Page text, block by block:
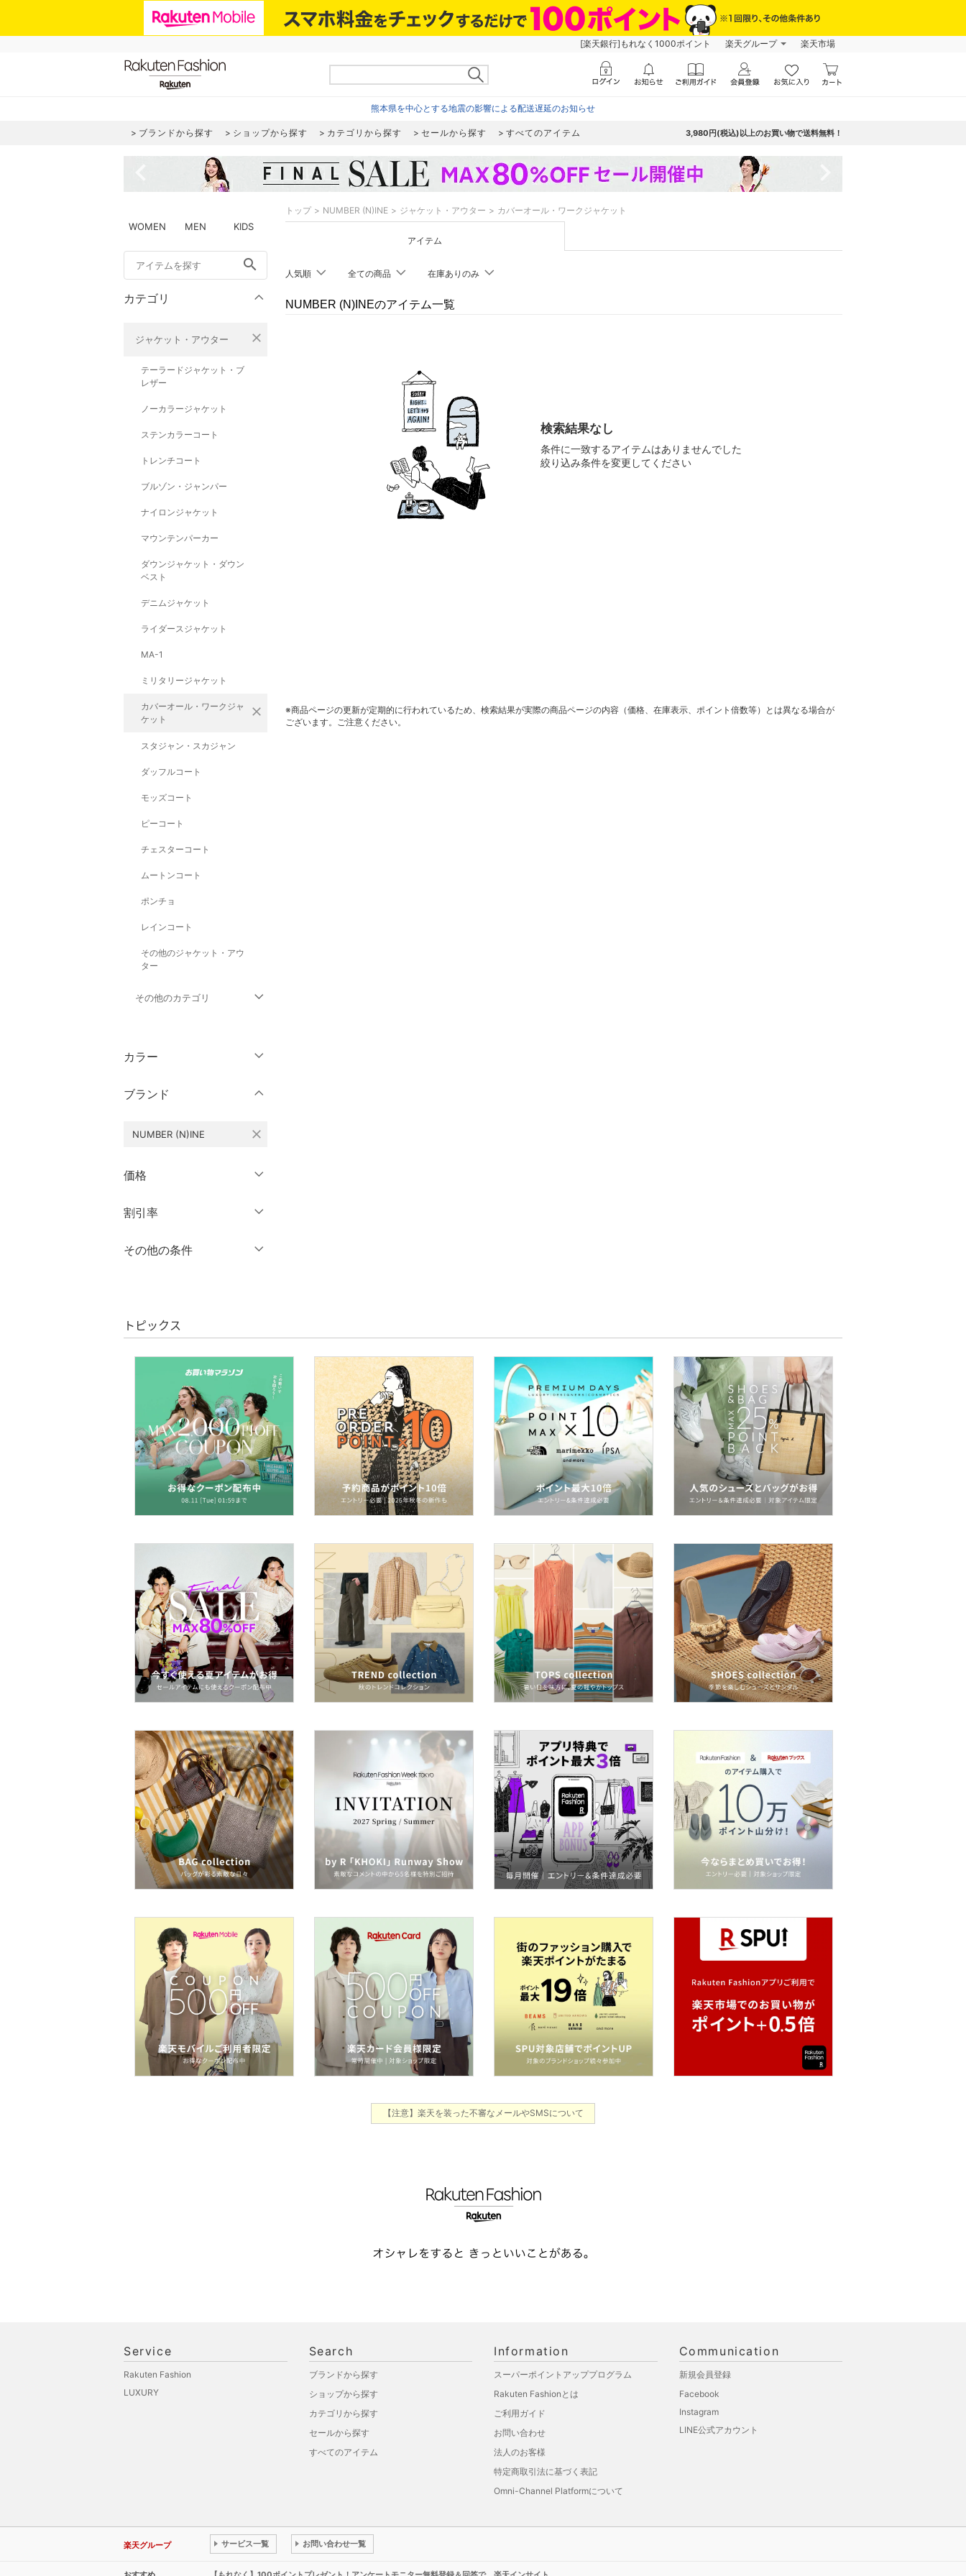
[楽天銀行]もれなく1000ポイント 楽天グループ 楽天市場
熊本県を中心とする地震の影響による配送遅延のお知らせ
ブランドから探す ショップから探す カテゴリから探す セールから探す すべてのアイテム 3,980円(税込)以上のお買い物で送料無料！
WOMEN MEN KIDS
search
カテゴリ
ジャケット・アウター close
テーラードジャケット・ブ
レザー
ノーカラージャケット
ステンカラーコート
トレンチコート
ブルゾン・ジャンパー
ナイロンジャケット
マウンテンパーカー
ダウンジャケット・ダウン
ベスト
デニムジャケット
ライダースジャケット
MA-1
ミリタリージャケット
カバーオール・ワークジャ
ケット
close
スタジャン・スカジャン
ダッフルコート
モッズコート
ピーコート
チェスターコート
ムートンコート
ポンチョ
レインコート
その他のジャケット・アウ
ター
その他のカテゴリ
ワンピース・ドレス
スカート
オールインワン・オーバ
ーオール
バッグ
シューズ・靴
アクセサリー・腕時計
財布・ポーチ・ケース
帽子
ヘアアクセサリー
マタニティウェア・ベビ
スーツ・フォーマル
水着・スイムグッズ
着物・浴衣・和装小物
スキンケア
ベースメイク
メイクアップ
ネイル
ボディケア・オーラルケ
ア
ヘアケア
フレグランス
メイク道具・美容器具
コフレ・キット・セット
食器・調理器具・キッチ
ン用品
インテリア・生活雑貨
スマホグッズ・オーディ
カラー
クリア
ブランド
NUMBER (N)INE close
価格
絞り込み
割引率
％OFF～ ％OFF
その他の条件
クリア 絞り込み
トップ NUMBER (N)INE ジャケット・アウター カバーオール・ワークジャケット
アイテム
人気順 全ての商品 在庫ありのみ
NUMBER (N)INEのアイテム一覧
検索結果なし
条件に一致するアイテムはありませんでした
絞り込み条件を変更してください
※商品ページの更新が定期的に行われているため、検索結果が実際の商品ページの内容（価格、在庫表示、ポイント倍数等）とは異なる場合が
ございます。ご注意ください。
トピックス
【注意】楽天を装った不審なメールやSMSについて
Service
Rakuten Fashion
LUXURY
Search
ブランドから探す
ショップから探す
カテゴリから探す
セールから探す
すべてのアイテム
Information
スーパーポイントアッププログラム
Rakuten Fashionとは
ご利用ガイド
お問い合わせ
法人のお客様
特定商取引法に基づく表記
Omni-Channel Platformについて
Communication
新規会員登録
Facebook
Instagram
LINE公式アカウント
楽天グループ サービス一覧 お問い合わせ一覧